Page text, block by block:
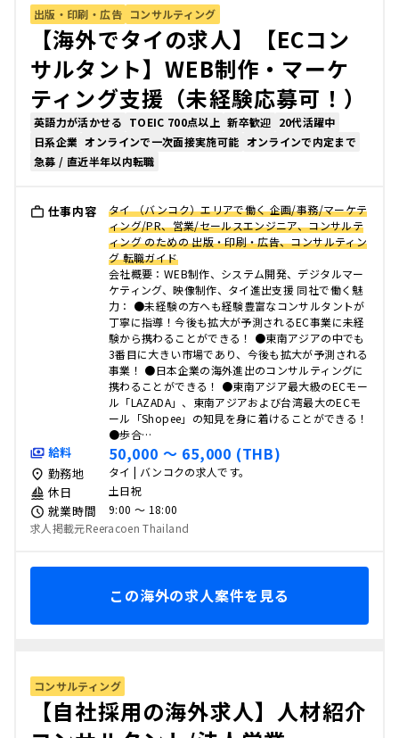
出版・印刷・広告 コンサルティング
【海外でタイの求人】【ECコン
サルタント】WEB制作・マーケ
ティング支援（未経験応募可！）
英語力が活かせる TOEIC 700点以上 新卒歓迎 20代活躍中
日系企業 オンラインで一次面接実施可能 オンラインで内定まで
急募 / 直近半年以内転職
仕事内容
タイ （バンコク）エリアで働く 企画/事務/マーケテ
ィング/PR、営業/セールスエンジニア、コンサルテ
ィング のための 出版・印刷・広告、コンサルティン
グ 転職ガイド
会社概要：WEB制作、システム開発、デジタルマー
ケティング、映像制作、タイ進出支援 同社で働く魅
力： ●未経験の方へも経験豊富なコンサルタントが
丁寧に指導！今後も拡大が予測されるEC事業に未経
験から携わることができる！ ●東南アジアの中でも
3番目に大きい市場であり、今後も拡大が予測される
事業！ ●日本企業の海外進出のコンサルティングに
携わることができる！ ●東南アジア最大級のECモー
ル「LAZADA」、東南アジアおよび台湾最大のECモ
ール「Shopee」の知見を身に着けることができる！
●歩合…
給料 50,000 〜 65,000 (THB)
勤務地 タイ | バンコクの求人です。
休日 土日祝
就業時間
9:00 〜 18:00
求人掲載元Reeracoen Thailand
この海外の求人案件を見る
コンサルティング
【自社採用の海外求人】人材紹介